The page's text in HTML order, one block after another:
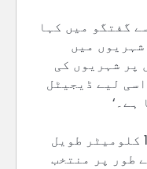
گفتگو میں کہا
میں
پر شہریوں کی
لیے ڈیجیٹل
ہے۔‘
ڈی ایس پی کے مطابق شہر کی 14 کلومیٹر طویل
طور پر منتخب